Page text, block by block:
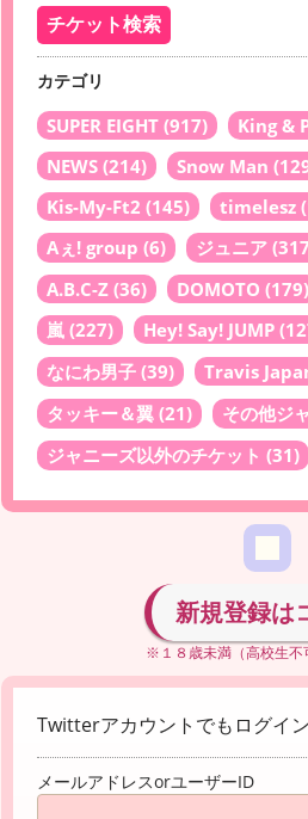
カテゴリ
SUPER EIGHT (917) King &
NEWS (214) Snow Man
Kis-My-Ft2 (145) timelesz
Aぇ! group (6) ジュニア
A.B.C-Z (36) DOMOTO (179)
嵐 (227) Hey! Say! JUMP
なにわ男子 (39) Travis
タッキー＆翼 (21) その他ジ
ジャニーズ以外のチケット (31)
新規登録は
※１８歳未満（高校生不
Twitterアカウントでもログイ
メールアドレスorユーザーID